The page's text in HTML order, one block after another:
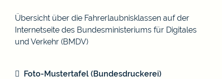
Übersicht über die Fahrerlaubnisklassen auf der
Internetseite des Bundesministeriums für Digitales
und Verkehr (BMDV)
Foto-Mustertafel (Bundesdruckerei)